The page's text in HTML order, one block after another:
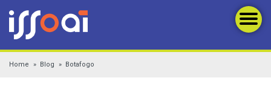
Home Blog Botafogo